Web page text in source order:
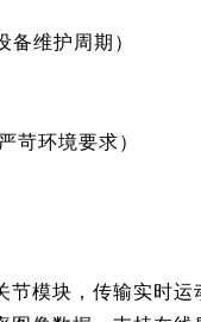
备维护周期）
苛环境要求）
节模块，传输实时运